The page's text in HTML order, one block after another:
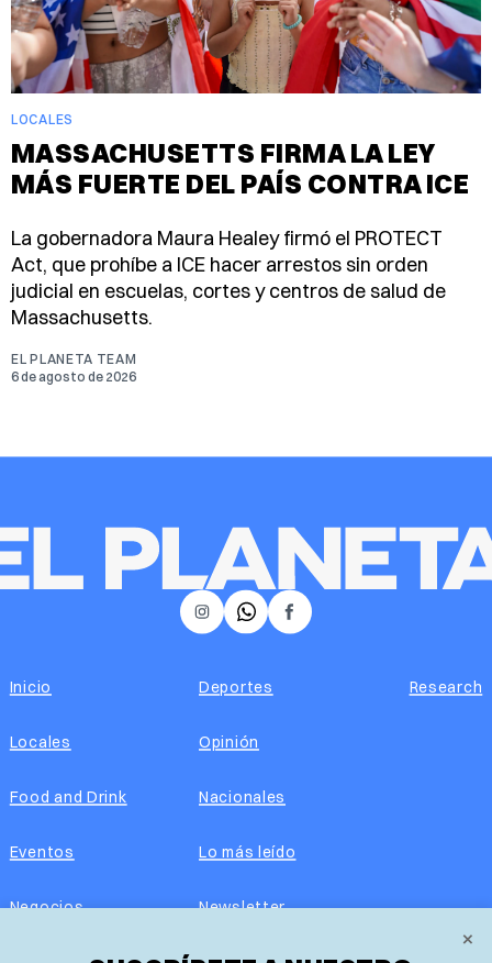
LOCALES
MASSACHUSETTS FIRMA LA LEY
MÁS FUERTE DEL PAÍS CONTRA ICE
La gobernadora Maura Healey firmó el PROTECT
Act, que prohíbe a ICE hacer arrestos sin orden
judicial en escuelas, cortes y centros de salud de
Massachusetts.
EL PLANETA TEAM
6 de agosto de 2026
×
𝕏 Facebook
Instagram
Inicio
Locales
Food and Drink
Eventos
Negocios
Deportes
Opinión
Nacionales
Lo más leído
Newsletter
Research